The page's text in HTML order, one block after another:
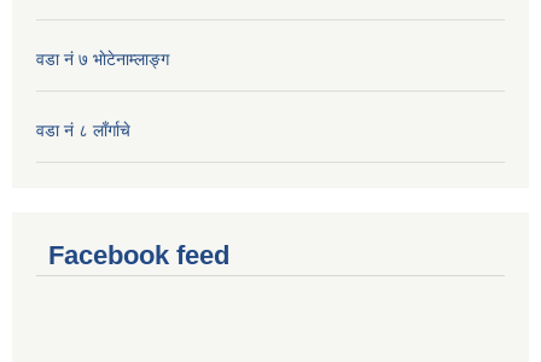
वडा नं ७ भाेटेनाम्लाङ्ग
वडा नं ८ लाँर्गाचे
Facebook feed